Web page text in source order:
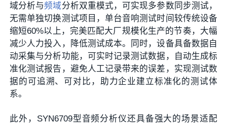
域分析与频域分析双重模式，可实现多参数同步测试，
无需单独切换测试项目，单台音响测试时间较传统设备
缩短60%以上，完美匹配大厂规模化生产的节奏，大幅
减少人力投入，降低测试成本。同时，设备具备数据自
动采集与分析功能，可实时记录测试数据，自动生成标
准化测试报告，避免人工记录带来的误差，实现测试数
据的可追溯、可对比，助力企业建立标准化的测试体
系。
此外，SYN6709型音频分析仪还具备强大的场景适配